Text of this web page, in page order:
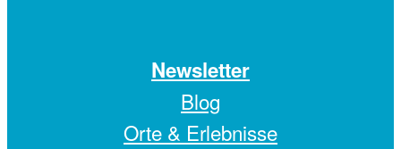
Newsletter
Blog
Orte & Erlebnisse